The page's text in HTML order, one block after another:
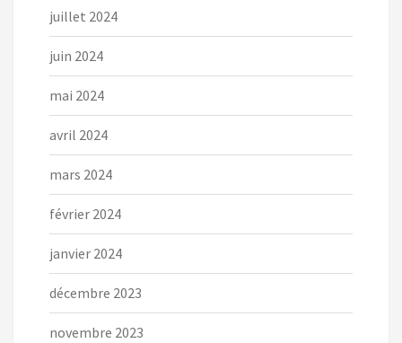
juillet 2024
juin 2024
mai 2024
avril 2024
mars 2024
février 2024
janvier 2024
décembre 2023
novembre 2023